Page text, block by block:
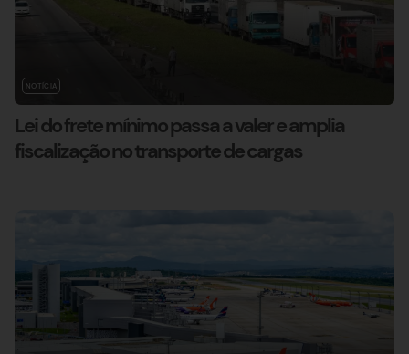
NOTÍCIA
Lei do frete mínimo passa a valer e amplia
fiscalização no transporte de cargas